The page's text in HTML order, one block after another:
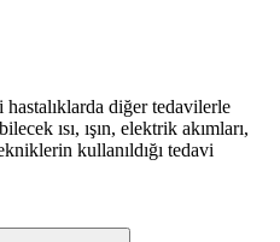
diğer tedavilerle
ısı, ışın, elektrik akımları,
kullanıldığı tedavi